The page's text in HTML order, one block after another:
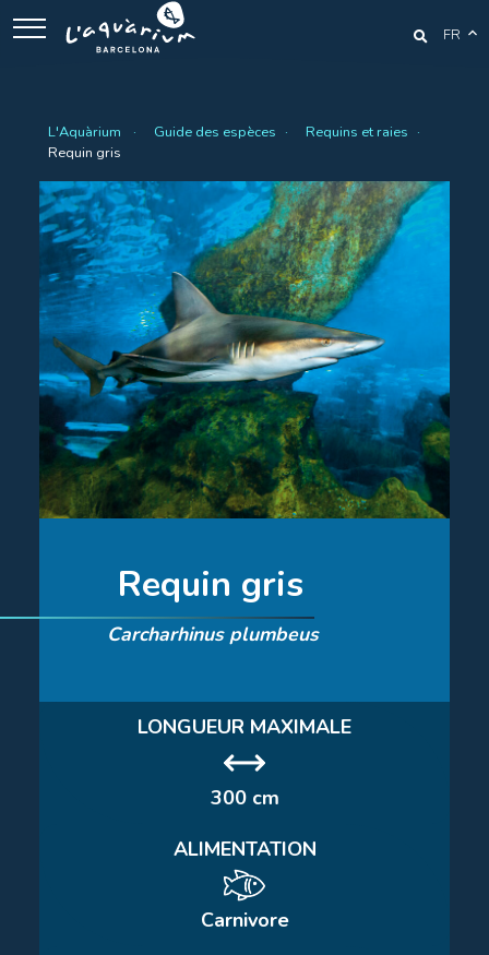
FR
L'Aquàrium Guide des espèces
Requins et raies
Requin gris
Requin gris
Carcharhinus plumbeus
LONGUEUR MAXIMALE
300 cm
ALIMENTATION
Carnivore